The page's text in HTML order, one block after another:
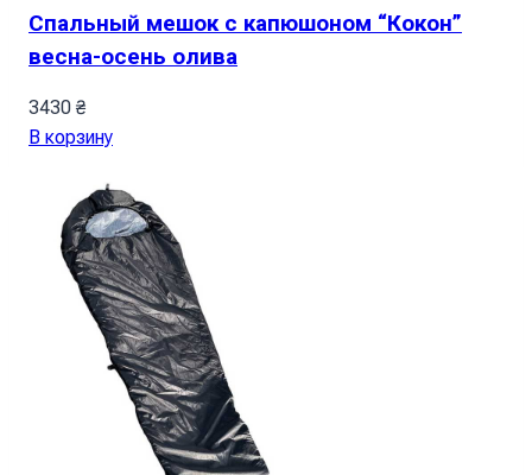
Спальный мешок с капюшоном “Кокон”
весна-осень олива
3430 ₴
В корзину